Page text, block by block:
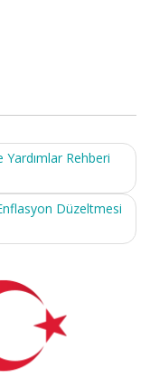
Yardımlar Rehberi
Düzeltmesi